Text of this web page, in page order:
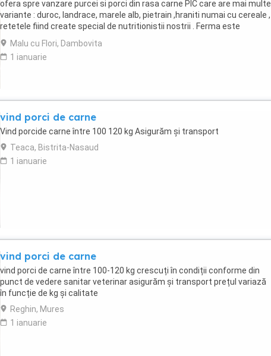
ofera spre vanzare purcei si porci din rasa carne PIC care are mai multe
variante : duroc, landrace, marele alb, pietrain ,hraniti numai cu cereale ,
retetele fiind create special de nutritionistii nostrii . Ferma este
autorizata ...
Malu cu Flori, Dambovita
1 ianuarie
vind porci de carne
Vind porcide carne între 100 120 kg Asigurăm și transport
Teaca, Bistrita-Nasaud
1 ianuarie
vind porci de carne
vind porci de carne între 100-120 kg crescuți în condiții conforme din
punct de vedere sanitar veterinar asigurăm și transport prețul variază
în funcție de kg și calitate
Reghin, Mures
1 ianuarie